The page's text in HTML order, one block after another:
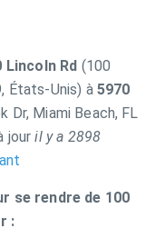
Lincoln Rd (100
États-Unis) à 5970
Dr, Miami Beach, FL
jouril y a 2898
se rendre de 100
: